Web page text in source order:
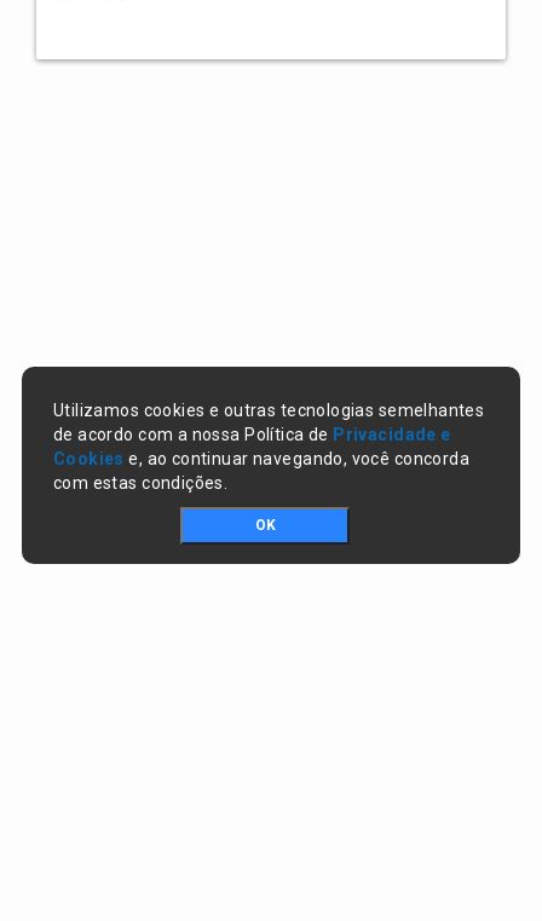
Utilizamos cookies e outras tecnologias semelhantes
de acordo com a nossa Política de Privacidade e
Cookies e, ao continuar navegando, você concorda
com estas condições.
OK